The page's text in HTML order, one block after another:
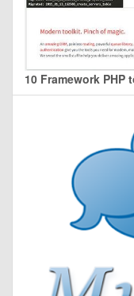
10 Framework